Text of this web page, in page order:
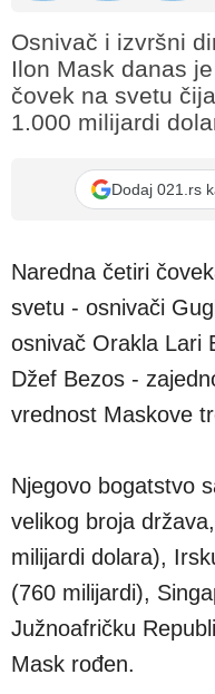
Osnivač i izvršni
Ilon Mask danas
čovek na svetu
1.000 milijardi
Dodaj 021.rs
Naredna četiri
svetu - osnivači
osnivač Orakla Lari
Džef Bezos -
vrednost Maskove
Njegovo bogatstvo
velikog broja
milijardi dolara),
(760 milijardi),
Južnoafričku
Mask rođen.